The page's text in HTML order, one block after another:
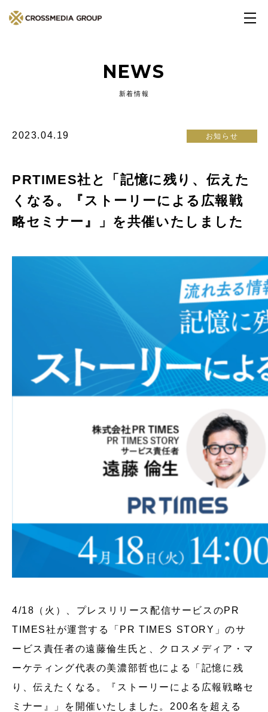
NEWS
新着情報
2023.04.19 お知らせ
PRTIMES社と「記憶に残り、伝えた
くなる。『ストーリーによる広報戦
略セミナー』」を共催いたしました
4/18（火）、プレスリリース配信サービスのPR
TIMES社が運営する「PR TIMES STORY」のサ
ービス責任者の遠藤倫生氏と、クロスメディア・マ
ーケティング代表の美濃部哲也による「記憶に残
り、伝えたくなる。『ストーリーによる広報戦略セ
ミナー』」を開催いたしました。200名を超える